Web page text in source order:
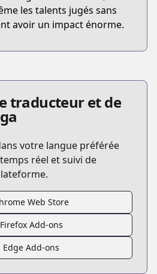
les talents jugés sans
avoir un impact énorme.
traducteur et de
votre langue préférée
réel et suivi de
Web Store
Firefox Add-ons
Edge Add-ons